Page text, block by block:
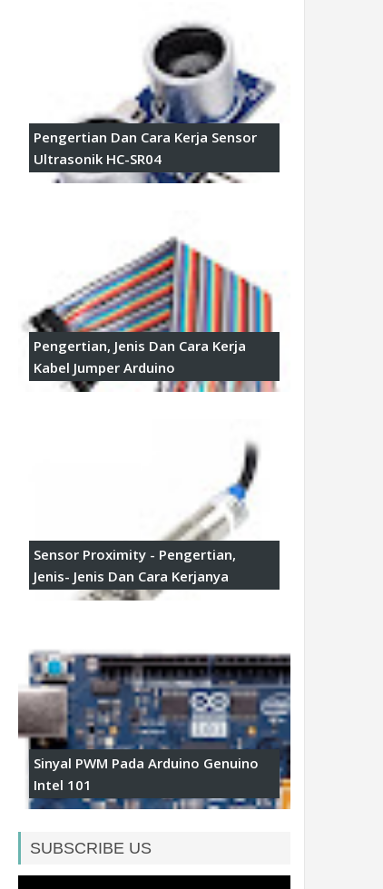
Pengertian Dan Cara Kerja Sensor
Ultrasonik HC-SR04
Pengertian, Jenis Dan Cara Kerja
Kabel Jumper Arduino
Sensor Proximity - Pengertian,
Jenis- Jenis Dan Cara Kerjanya
Sinyal PWM Pada Arduino Genuino
Intel 101
SUBSCRIBE US